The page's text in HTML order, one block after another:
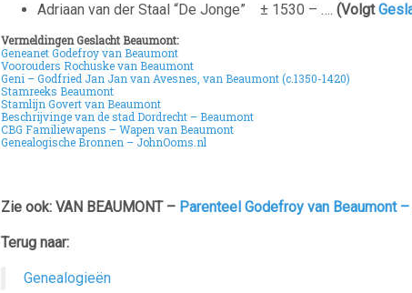
Adriaan van der Staal “De Jonge” ± 1530 – …. (Volgt
Vermeldingen Geslacht Beaumont:
Geneanet Godefroy van Beaumont
Voorouders Rochuske van Beaumont
Geni – Godfried Jan Jan van Avesnes, van Beaumont (c.1350-1420)
Stamreeks Beaumont
Stamlijn Govert van Beaumont
Beschrijvinge van de stad Dordrecht – Beaumont
CBG Familiewapens – Wapen van Beaumont
Genealogische Bronnen – JohnOoms.nl
Zie ook: VAN BEAUMONT – Parenteel Godefroy van Beaumont
Terug naar:
Genealogieën